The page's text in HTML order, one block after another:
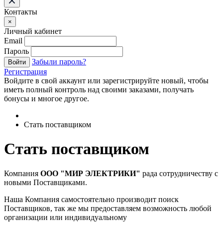
Контакты
×
Личный кабинет
Email
Пароль
Войти
Забыли пароль?
Регистрация
Войдите в свой аккаунт или зарегистрируйте новый, чтобы
иметь полный контроль над своими заказами, получать
бонусы и многое другое.
Стать поставщиком
Стать поставщиком
Компания ООО "МИР ЭЛЕКТРИКИ" рада сотрудничеству с
новыми Поставщиками.
Наша Компания самостоятельно производит поиск
Поставщиков, так же мы предоставляем возможность любой
организации или индивидуальному